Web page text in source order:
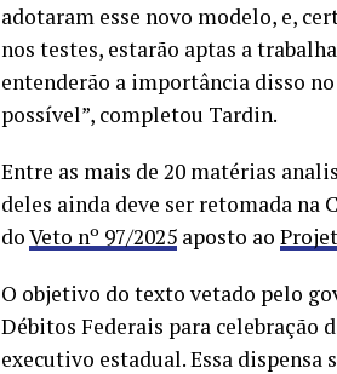
adotaram esse novo modelo, e,
nos testes, estarão aptas a
entenderão a importância disso
possível”, completou Tardin.
Entre as mais de 20 matérias
deles ainda deve ser retomada na
doVeto nº 97/2025 aposto ao
O objetivo do texto vetado pelo
Débitos Federais para celebração
executivo estadual. Essa